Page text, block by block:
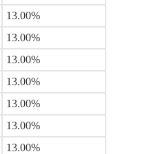
13.00%
13.00%
13.00%
13.00%
13.00%
13.00%
13.00%